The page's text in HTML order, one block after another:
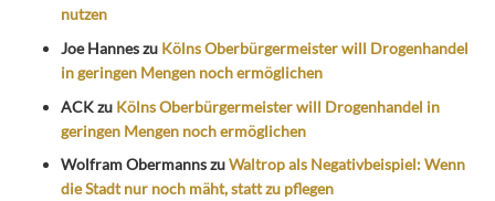
nutzen
Joe Hanneszu Kölns Oberbürgermeister will Drogenhandel
in geringen Mengen noch ermöglichen
ACKzu Kölns Oberbürgermeister will Drogenhandel in
geringen Mengen noch ermöglichen
Wolfram ObermannszuWaltrop als Negativbeispiel: Wenn
die Stadt nur noch mäht, statt zu pflegen